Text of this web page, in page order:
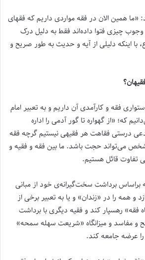
همین الان در فقه مواردی داریم که فقهای
چیزی فتوا داده‌اند فقط به دلیل درک
اینکه دلیلی از آیه و حدیث به طور صریح و
فقه و کارآمدی آن داریم و به تعبیر امام
که؛ «از گهواره تا گور آدمی را اداره
درستی فقاهت هر فقیهی نیستیم گرچه فقه
می‌تواند حجت باشد. ما بین فقه و فقیه و
تفاوت قائل هستیم.
برداشت سخت‌گیرانه‌ی خود از مبانی
و همه را در «زندان» و یا به تعبیر برخی از
فقه» رهسپار کند و فقیه دیگری با برداشت
و مفاسد و میزانگاه «شریعت سهله سمحه»
عرضه جامعه کند.